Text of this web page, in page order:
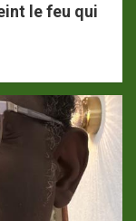
le feu qui